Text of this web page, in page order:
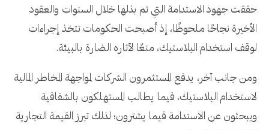
حققت جهود الاستدامة التي تم بذلها خلال السنوات والعقود
الأخيرة نجاحًا ملحوظًا، إذ أصبحت الحكومات تتخذ إجراءات
لوقف استخدام البلاستيك، منعًا لآثاره الضارة بالبيئة.
ومن جانب آخر، يدفع المستثمرون الشركات لمواجهة المخاطر المالية
لاستخدام البلاستيك، فيما يطالب المستهلكون بالشفافية
ويبحثون عن الاستدامة فيما يشترون؛ لذلك تبرز القيمة التجارية